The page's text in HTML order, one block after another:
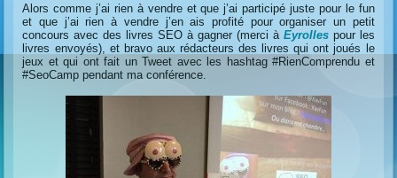
Alors comme j’ai rien à vendre et que j’ai participé juste pour le fun
et que j’ai rien à vendre j’en ais profité pour organiser un petit
concours avec des livres SEO à gagner (merci à Eyrollespour les
livres envoyés), et bravo aux rédacteurs des livres qui ont joués le
jeux et qui ont fait un Tweet avec les hashtag #RienComprendu et
#SeoCamp pendant ma conférence.